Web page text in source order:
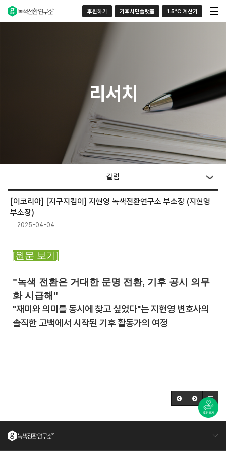
후원하기 기후시민플랫폼 1.5°C 계산기
리서치
칼럼
[이코리아] [지구지킴이] 지현영 녹색전환연구소 부소장 (지현영
부소장)
2025-04-04
[원문 보기]
"녹색 전환은 거대한 문명 전환, 기후 공시 의무
화 시급해"
"재미와 의미를 동시에 찾고 싶었다"는 지현영 변호사의
솔직한 고백에서 시작된 기후 활동가의 여정